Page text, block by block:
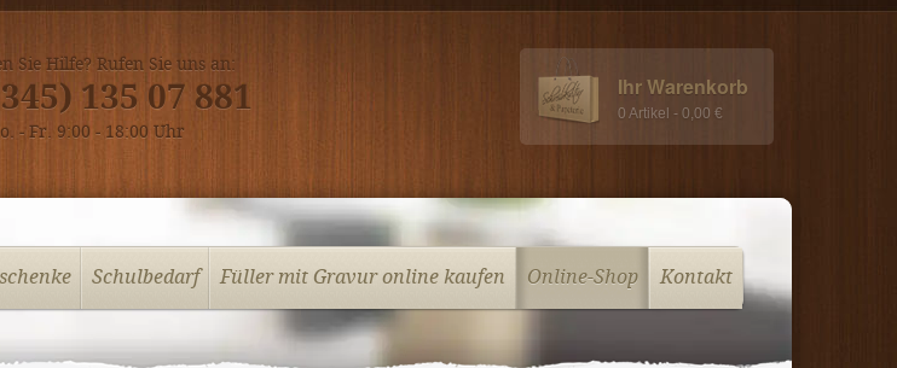
Sie Hilfe? Rufen Sie uns an:
135 07 881
- Fr. 9:00 - 18:00 Uhr
Ihr Warenkorb
0 Artikel - 0,00 €
Schulbedarf Füller mit Gravur online kaufen Online-Shop Kontakt